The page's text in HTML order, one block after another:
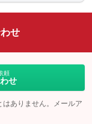
し
ール
し
し
せ
頼
せ
ありません。メールア